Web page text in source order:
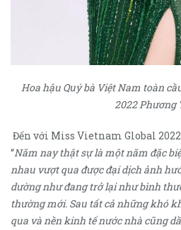
Hoa hậu Quý bà Việt Nam toàn
2022 Phương
Đến với Miss Vietnam Global
“Năm nay thật sự là một năm đặc
nhau vượt qua được đại dịch ảnh
dường như đang trở lại như bình
thường mới. Sau tất cả những khó
qua và nền kinh tế nước nhà cũng